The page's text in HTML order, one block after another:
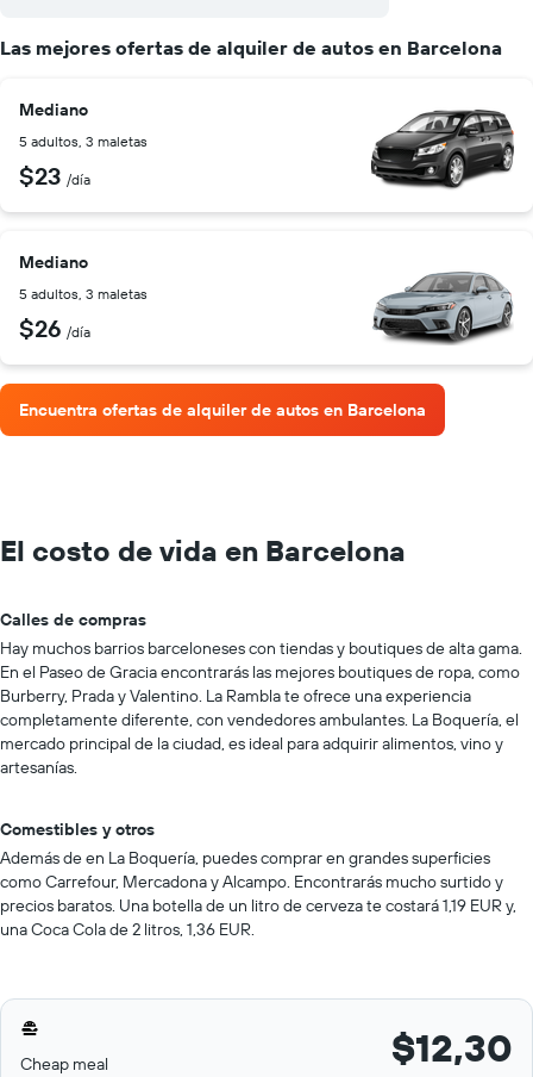
Las mejores ofertas de alquiler de autos en Barcelona
Mediano
5 adultos, 3 maletas
$23 /día
Mediano
5 adultos, 3 maletas
$26 /día
Encuentra ofertas de alquiler de autos en Barcelona
El costo de vida en Barcelona
Calles de compras
Hay muchos barrios barceloneses con tiendas y boutiques de alta gama.
En el Paseo de Gracia encontrarás las mejores boutiques de ropa, como
Burberry, Prada y Valentino. La Rambla te ofrece una experiencia
completamente diferente, con vendedores ambulantes. La Boquería, el
mercado principal de la ciudad, es ideal para adquirir alimentos, vino y
artesanías.
Comestibles y otros
Además de en La Boquería, puedes comprar en grandes superficies
como Carrefour, Mercadona y Alcampo. Encontrarás mucho surtido y
precios baratos. Una botella de un litro de cerveza te costará 1,19 EUR y,
una Coca Cola de 2 litros, 1,36 EUR.
Cheap meal $12,30